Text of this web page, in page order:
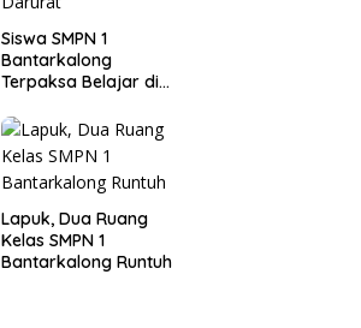
Siswa SMPN 1
Bantarkalong
Terpaksa Belajar di
Lapuk, Dua Ruang
Kelas SMPN 1
Bantarkalong Runtuh